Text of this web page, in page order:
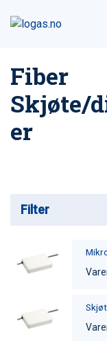
Fiber
Skjøte/
er
Filter